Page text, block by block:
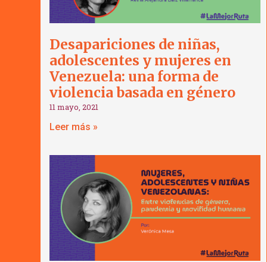
Desapariciones de niñas,
adolescentes y mujeres en
Venezuela: una forma de
violencia basada en género
11 mayo, 2021
Leer más »